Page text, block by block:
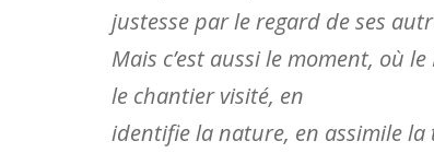
justesse par le regard de ses
Mais c’est aussi le moment, où
le chantier visité, en
identifie la nature, en assimile la